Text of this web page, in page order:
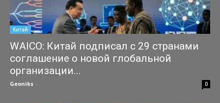
Китай
WAICO: Китай подписал с 29 странами
соглашение о новой глобальной
организации...
Geoniks - 0